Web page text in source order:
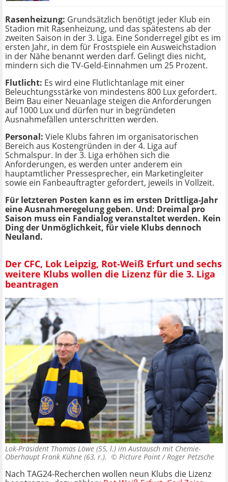
Rasenheizung: Grundsätzlich benötigt jeder Klub ein
Stadion mit Rasenheizung, und das spätestens ab der
zweiten Saison in der 3. Liga. Eine Sonderregel gibt es im
ersten Jahr, in dem für Frostspiele ein Ausweichstadion
in der Nähe benannt werden darf. Gelingt dies nicht,
mindern sich die TV-Geld-Einnahmen um 25 Prozent.
Flutlicht: Es wird eine Flutlichtanlage mit einer
Beleuchtungsstärke von mindestens 800 Lux gefordert.
Beim Bau einer Neuanlage steigen die Anforderungen
auf 1000 Lux und dürfen nur in begründeten
Ausnahmefällen unterschritten werden.
Personal: Viele Klubs fahren im organisatorischen
Bereich aus Kostengründen in der 4. Liga auf
Schmalspur. In der 3. Liga erhöhen sich die
Anforderungen, es werden unter anderem ein
hauptamtlicher Pressesprecher, ein Marketingleiter
sowie ein Fanbeauftragter gefordert, jeweils in Vollzeit.
Für letzteren Posten kann es im ersten Drittliga-Jahr
eine Ausnahmeregelung geben. Und: Dreimal pro
Saison muss ein Fandialog veranstaltet werden. Kein
Ding der Unmöglichkeit, für viele Klubs dennoch
Neuland.
Der CFC, Lok Leipzig, Rot-Weiß Erfurt und sechs
weitere Klubs wollen die Lizenz für die 3. Liga
beantragen
Lok-Präsident Thomas Löwe (55, l.) im Austausch mit Chemie-
Oberhaupt Frank Kühne (63, r.). © Picture Point / Roger Petzsche
Nach TAG24-Recherchen wollen neun Klubs die Lizenz